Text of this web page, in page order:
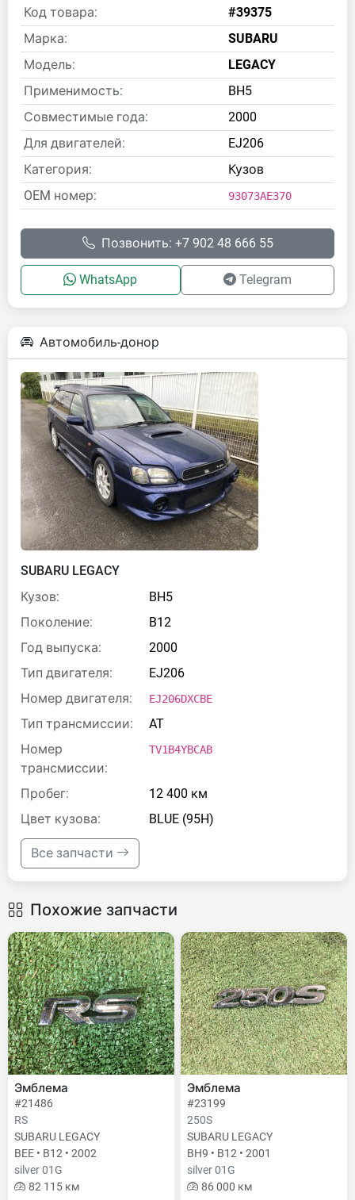
Код товара:
#39375
Марка:
SUBARU
Модель:
LEGACY
Применимость:
BH5
Совместимые года:
2000
Для двигателей:
EJ206
Категория:
Кузов
OEM номер:
93073AE370
Позвонить: +7 902 48 666 55
WhatsApp Telegram
Автомобиль-донор
SUBARU LEGACY
Кузов:
BH5
Поколение:
B12
Год выпуска:
2000
Тип двигателя:
EJ206
Номер двигателя:
EJ206DXCBE
Тип трансмиссии:
AT
Номер
трансмиссии:
TV1B4YBCAB
Пробег:
12 400 км
Цвет кузова:
BLUE (95H)
Все запчасти
Похожие запчасти
Эмблема
#21486
RS
SUBARU LEGACY
BEE • B12 • 2002
silver 01G
82 115 км
Эмблема
#23199
250S
SUBARU LEGACY
BH9 • B12 • 2001
silver 01G
86 000 км